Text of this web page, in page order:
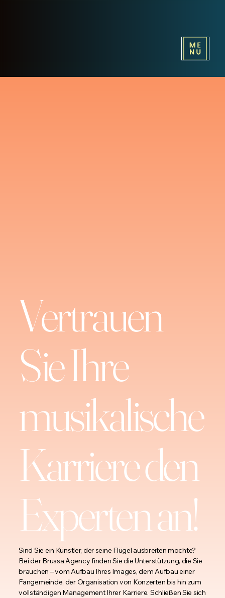
Vertrauen
Sie Ihre
musikalische
Karriere den
Experten an!
Sind Sie ein Künstler, der seine Flügel ausbreiten möchte?
Bei der Brussa Agency finden Sie die Unterstützung, die Sie
brauchen – vom Aufbau Ihres Images, dem Aufbau einer
Fangemeinde, der Organisation von Konzerten bis hin zum
vollständigen Management Ihrer Karriere. Schließen Sie sich